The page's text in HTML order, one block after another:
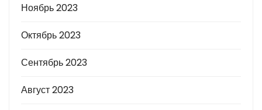
Ноябрь 2023
Октябрь 2023
Сентябрь 2023
Август 2023